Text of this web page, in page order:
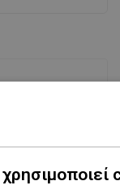
από 1